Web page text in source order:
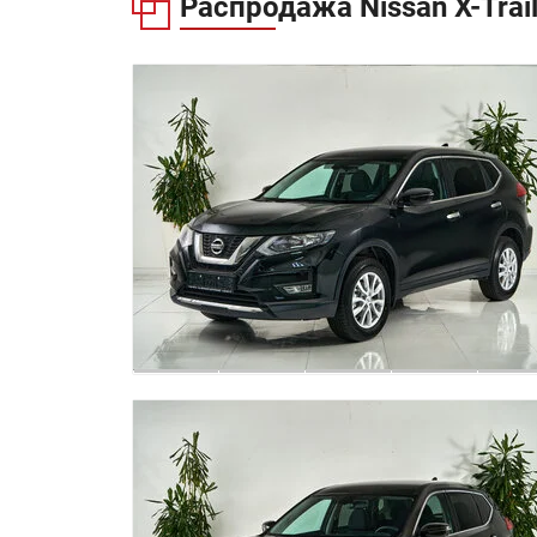
Распродажа Nissan X-Trail